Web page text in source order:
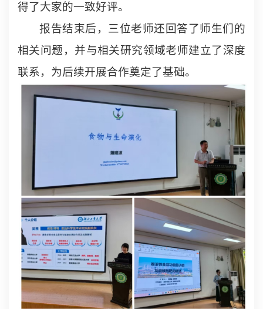
得了大家的一致好评。
报告结束后，三位老师还回答了师生们的
相关问题，并与相关研究领域老师建立了深度
联系，为后续开展合作奠定了基础。